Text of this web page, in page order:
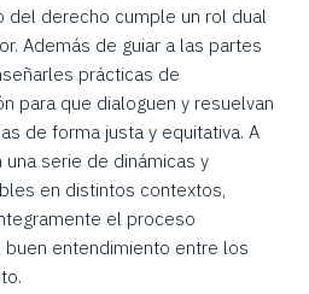
del derecho cumple un rol dual
Además de guiar a las partes
prácticas de
para que dialoguen y resuelvan
de forma justa y equitativa. A
serie de dinámicas y
en distintos contextos,
el proceso
entendimiento entre los